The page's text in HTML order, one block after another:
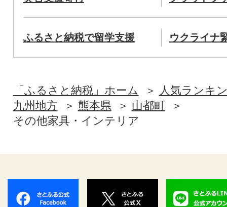
ふるさと納税で留学支援 ウクライナ
「ふるさと納税」ホーム
人気ランキ
九州地方
熊本県
山都町
その他家具・インテリア